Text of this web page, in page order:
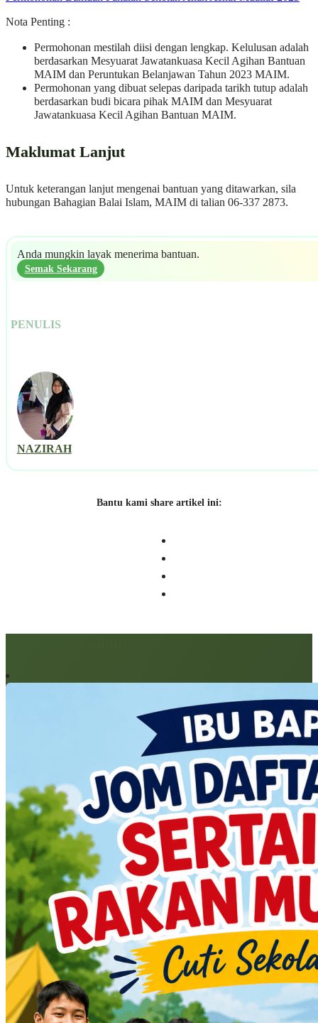
Nota Penting :
Permohonan mestilah diisi dengan lengkap. Kelulusan adalah
berdasarkan Mesyuarat Jawatankuasa Kecil Agihan Bantuan
MAIM dan Peruntukan Belanjawan Tahun 2023 MAIM.
Permohonan yang dibuat selepas daripada tarikh tutup adalah
berdasarkan budi bicara pihak MAIM dan Mesyuarat
Jawatankuasa Kecil Agihan Bantuan MAIM.
Maklumat Lanjut
Untuk keterangan lanjut mengenai bantuan yang ditawarkan, sila
hubungan Bahagian Balai Islam, MAIM di talian 06-337 2873.
Anda mungkin layak menerima bantuan.
Semak Sekarang
PENULIS
NAZIRAH
Bantu kami share artikel ini: